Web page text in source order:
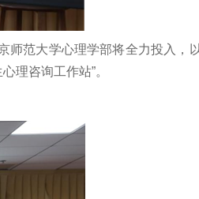
师范大学心理学部将全力投入，
理咨询工作站”。